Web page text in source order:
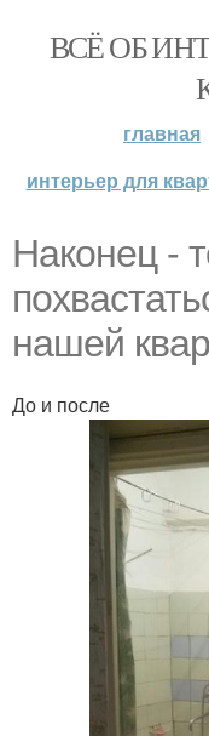
ВСЁ ОБ
главная
интерьер для
Наконец -
нашей
До и после